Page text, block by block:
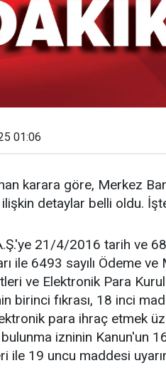
01:06
karara göre, Merkez
detaylar belli oldu.
21/4/2016 tarih ve
ile 6493 sayılı Ödeme
ve Elektronik Para
birinci fıkrası, 18 inci
para ihraç etmek
izninin Kanun'un
ile 19 uncu maddesi